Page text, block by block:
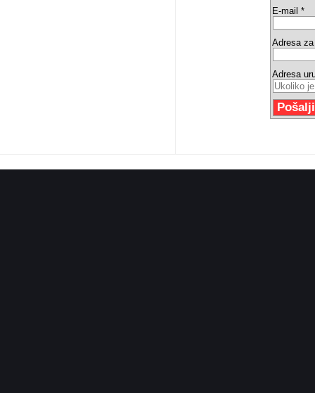
E-mail *
Adresa
Adresa